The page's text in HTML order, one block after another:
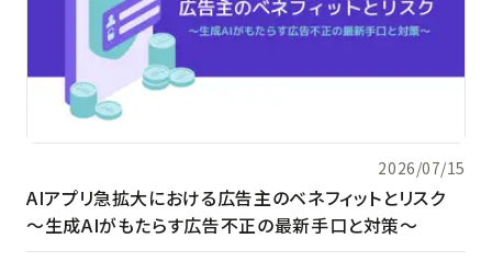
2026/07/15
AIアプリ急拡大における広告主のベネフィットとリスク
〜生成AIがもたらす広告不正の最新手口と対策〜